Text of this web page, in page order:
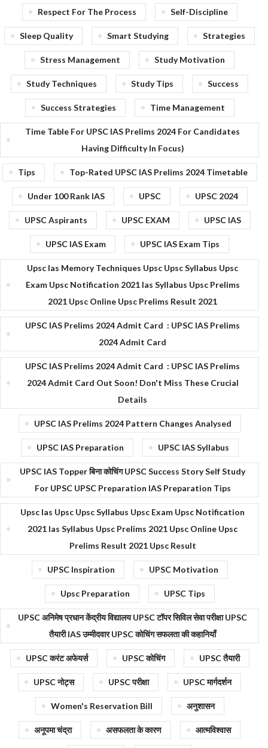
Respect For The Process Self-Discipline
Sleep Quality Smart Studying Strategies
Stress Management Study Motivation
Study Techniques Study Tips Success
Success Strategies Time Management
Time Table For UPSC IAS Prelims 2024 For Candidates
Having Difficulty In Focus)
Tips Top-Rated UPSC IAS Prelims 2024 Timetable
Under 100 Rank IAS UPSC UPSC 2024
UPSC Aspirants UPSC EXAM UPSC IAS
UPSC IAS Exam UPSC IAS Exam Tips
Upsc Ias Memory Techniques Upsc Upsc Syllabus Upsc
Exam Upsc Notification 2021 Ias Syllabus Upsc Prelims
2021 Upsc Online Upsc Prelims Result 2021
UPSC IAS Prelims 2024 Admit Card : UPSC IAS Prelims
2024 Admit Card
UPSC IAS Prelims 2024 Admit Card : UPSC IAS Prelims
2024 Admit Card Out Soon! Don't Miss These Crucial
Details
UPSC IAS Prelims 2024 Pattern Changes Analysed
UPSC IAS Preparation UPSC IAS Syllabus
UPSC IAS Topper बिना कोचिंग UPSC Success Story Self Study
For UPSC UPSC Preparation IAS Preparation Tips
Upsc Ias Upsc Upsc Syllabus Upsc Exam Upsc Notification
2021 Ias Syllabus Upsc Prelims 2021 Upsc Online Upsc
Prelims Result 2021 Upsc Result
UPSC Inspiration UPSC Motivation
Upsc Preparation UPSC Tips
UPSC अनिमेष प्रधान केंद्रीय विद्यालय UPSC टॉपर सिविल सेवा परीक्षा UPSC
तैयारी IAS उम्मीदवार UPSC कोचिंग सफलता की कहानियाँ
UPSC करंट अफेयर्स UPSC कोचिंग UPSC तैयारी
UPSC नोट्स UPSC परीक्षा UPSC मार्गदर्शन
Women's Reservation Bill अनुशासन
अनूपमा चंद्रा असफलता के कारण आत्मविश्वास